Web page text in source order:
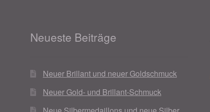
Neueste Beiträge
Neuer Brillant und neuer Goldschmuck
Neuer Gold- und Brillant-Schmuck